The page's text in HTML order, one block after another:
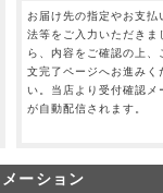
お届け先の指定やお支払
法等をご入力いただきま
ら、内容をご確認の上、
文完了ページへお進みく
い。当店より受付確認メ
が自動配信されます。
ーション